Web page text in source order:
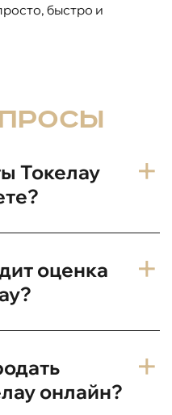
быстро и
Токелау
и редкие
оценка
на монеты
фото для
онлайн.онлайн?